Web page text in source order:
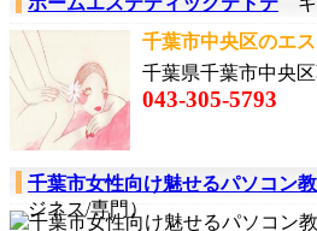
千葉市中央区のエ
千葉県千葉市中央
043-305-5793
千葉市女性向け魅せるパソコン
ジネス/専門）